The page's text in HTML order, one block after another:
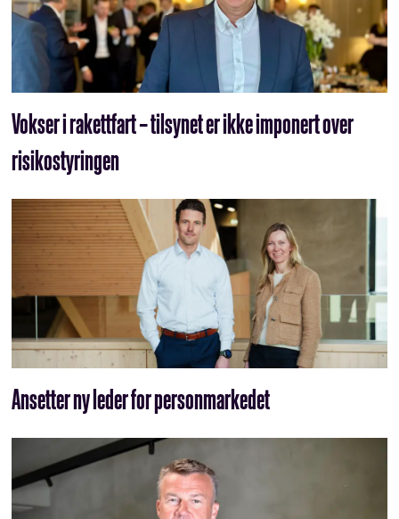
Vokser i rakettfart – tilsynet er ikke imponert over
risikostyringen
Ansetter ny leder for personmarkedet